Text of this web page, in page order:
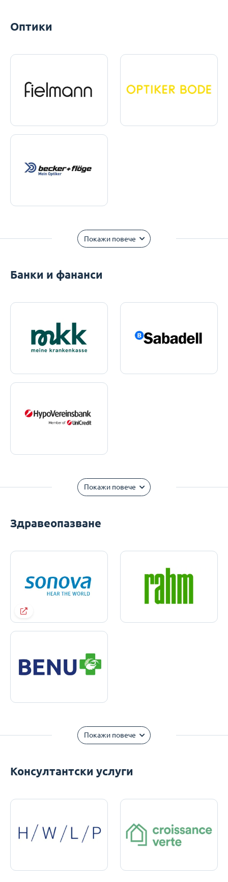
Оптики
Покажи повече
Банки и фананси
Покажи повече
Здравеопазване
Покажи повече
Консултантски услуги